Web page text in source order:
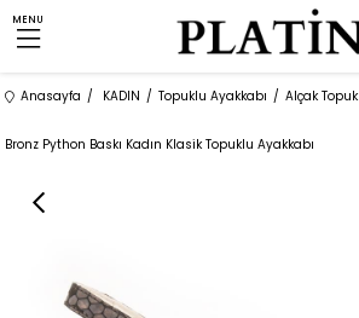
MENU
Anasayfa KADIN Topuklu Ayakkabı Alçak Topuk
Bronz Python Baskı Kadın Klasik Topuklu Ayakkabı